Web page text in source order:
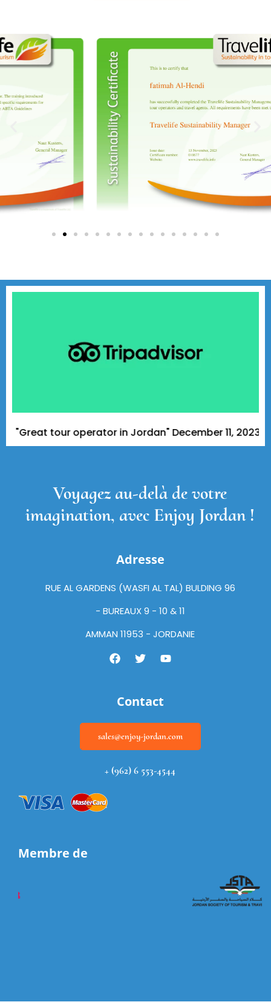
tour operator in Jordan" December 11, 2023 - A
Voyagez au-delà de votre
imagination, avec Enjoy Jordan !
Adresse
RUE AL GARDENS (WASFI AL TAL) BULDING 96
- BUREAUX 9 - 10 & 11
AMMAN 11953 - JORDANIE
Contact
sales@enjoy-jordan.com
+ (962) 6 553-4544
Membre de